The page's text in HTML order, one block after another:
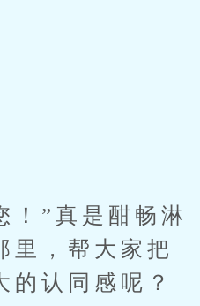
”真是酣畅淋
里，帮大家把
认同感呢？